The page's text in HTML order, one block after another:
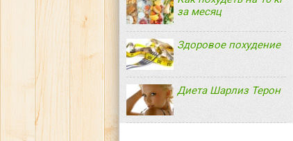
за месяц
Здоровое похудение
Диета Шарлиз Терон